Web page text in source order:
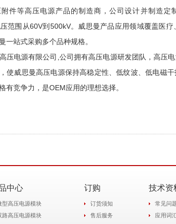
件等高压电源产品的制造商，公司设计并制造定
范围从60V到500kV。威思曼产品应用领域覆盖医
一站式采购多个品种规格。
电源有限公司,公司拥有高压电源研发团队，高压电
使威思曼高压电源保持高稳定性、低纹波、低电磁
有竞争力，是OEM应用的理想选择。
中心
型高压电源模块
路高压电源模块
订购
订货须知
售后服务
技术资
常见问
应用词